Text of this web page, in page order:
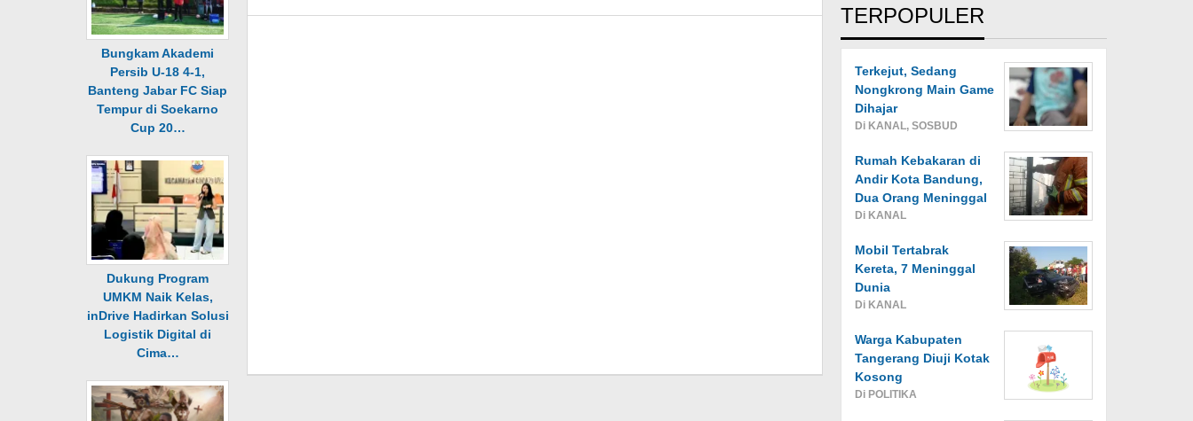
Bungkam Akademi
Persib U-18 4-1,
Banteng Jabar FC Siap
Tempur di Soekarno
Cup 20…
Dukung Program
UMKM Naik Kelas,
inDrive Hadirkan Solusi
Logistik Digital di
Cima…
TERPOPULER
Terkejut, Sedang
Nongkrong Main Game
Dihajar
Di KANAL, SOSBUD
Rumah Kebakaran di
Andir Kota Bandung,
Dua Orang Meninggal
Di KANAL
Mobil Tertabrak
Kereta, 7 Meninggal
Dunia
Di KANAL
Warga Kabupaten
Tangerang Diuji Kotak
Kosong
Di POLITIKA